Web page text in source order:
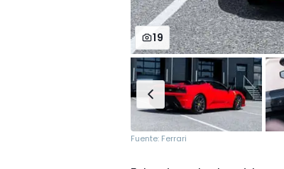
19
Fuente: Ferrari